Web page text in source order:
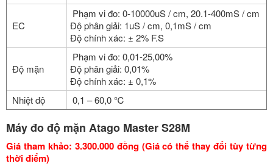
EC
Phạm vi đo: 0-10000uS / cm, 20.1-400mS / cm
Độ phân giải: 1uS / cm, 0,1mS / cm
Độ chính xác: ± 2% F.S
Độ mặn
Phạm vi đo: 0,01-25,00%
Độ phân giải: 0,01%
Độ chính xác: ± 0,1%
Nhiệt độ
0,1 – 60,0 ℃
Máy đo độ mặn Atago Master S28M
Giá tham khảo: 3.300.000 đồng (Giá có thể thay đổi tùy từng
thời điểm)